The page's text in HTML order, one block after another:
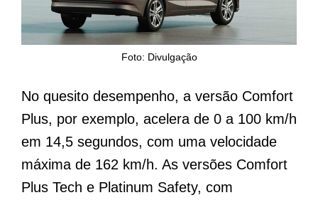
Foto: Divulgação
No quesito desempenho, a versão Comfort
Plus, por exemplo, acelera de 0 a 100 km/h
em 14,5 segundos, com uma velocidade
máxima de 162 km/h. As versões Comfort
Plus Tech e Platinum Safety, com